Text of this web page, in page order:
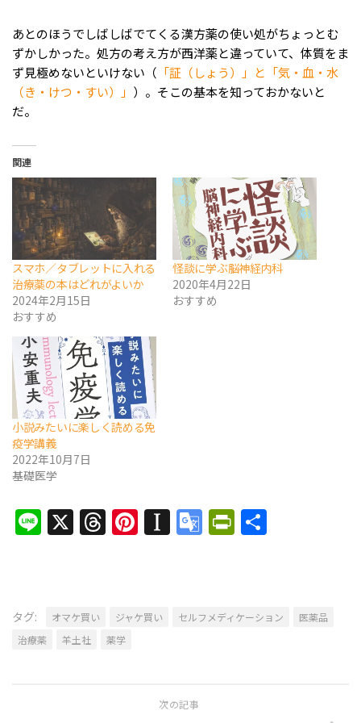
あとのほうでしばしばでてくる漢方薬の使い処がちょっとむ
ずかしかった。処方の考え方が西洋薬と違っていて、体質をま
ず見極めないといけない（ 「証（しょう）」と「気・血・水
（き・けつ・すい）」 ）。そこの基本を知っておかないと
だ。
関連
スマホ／タブレットに入れる
治療薬の本はどれがよいか
2024年2月15日
おすすめ
怪談に学ぶ脳神経内科
2020年4月22日
おすすめ
小説みたいに楽しく読める免
疫学講義
2022年10月7日
基礎医学
Line
X Threads
Pinterest
Instapaper
Google
Translate
タグ: オマケ買い ジャケ買い セルフメディケーション
医薬品
治療薬
羊土社 薬学
次の記事